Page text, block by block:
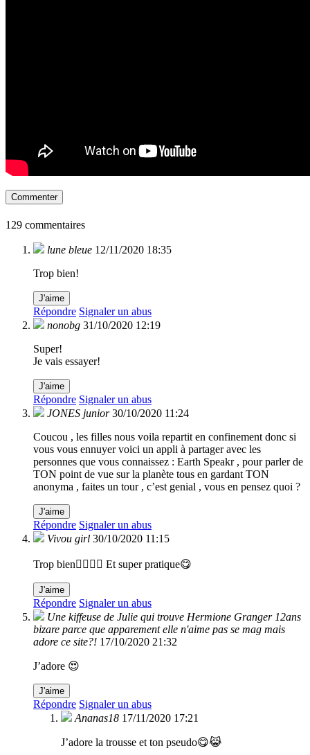
Commenter
129 commentaires
lune bleue 12/11/2020 18:35
Trop bien!
J'aime
Répondre Signaler un abus
nonobg 31/10/2020 12:19
Super!
Je vais essayer!
J'aime
Répondre Signaler un abus
JONES junior 30/10/2020 11:24
Coucou , les filles nous voila repartit en confinement donc si
vous vous ennuyer voici un appli à partager avec les
personnes que vous connaissez : Earth Speakr , pour parler de
TON point de vue sur la planète tous en gardant TON
anonyma , faites un tour , c’est genial , vous en pensez quoi ?
J'aime
Répondre Signaler un abus
Vivou girl 30/10/2020 11:15
Trop bien👍🏻👌🏻 Et super pratique😋
J'aime
Répondre Signaler un abus
Une kiffeuse de Julie qui trouve Hermione Granger 12ans
bizare parce que apparement elle n'aime pas se mag mais
adore ce site?! 17/10/2020 21:32
J’adore 😍
J'aime
Répondre Signaler un abus
Ananas18 17/11/2020 17:21
J’adore la trousse et ton pseudo😋😹